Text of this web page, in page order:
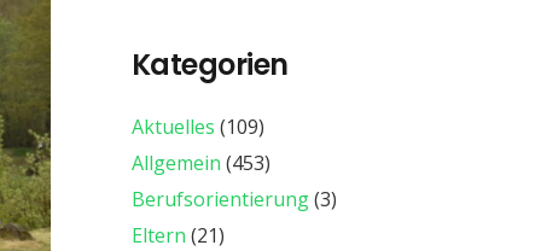
Kategorien
Aktuelles (109)
Allgemein (453)
Berufsorientierung(3)
Eltern (21)